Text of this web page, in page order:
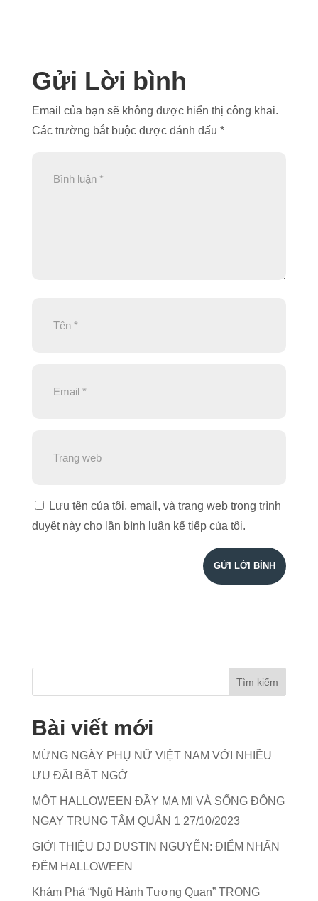
Gửi Lời bình
Email của bạn sẽ không được hiển thị công khai.
Các trường bắt buộc được đánh dấu *
Lưu tên của tôi, email, và trang web trong trình
duyệt này cho lần bình luận kế tiếp của tôi.
Bài viết mới
MỪNG NGÀY PHỤ NỮ VIỆT NAM VỚI NHIỀU
ƯU ĐÃI BẤT NGỜ
MỘT HALLOWEEN ĐẦY MA MỊ VÀ SỐNG ĐỘNG
NGAY TRUNG TÂM QUẬN 1 27/10/2023
GIỚI THIỆU DJ DUSTIN NGUYỄN: ĐIỂM NHẤN
ĐÊM HALLOWEEN
Khám Phá “Ngũ Hành Tương Quan” TRONG